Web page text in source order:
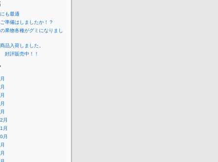
も最適
準備はしましたか！？
果物各種がグミになりまし
品入荷しました。
好評販売中！！
月
月
月